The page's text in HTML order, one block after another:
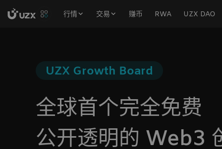
行情 交易 赚币 RWA UZX DAO
UZX Growth Board
全球首个完全免费
公开透明的 Web3